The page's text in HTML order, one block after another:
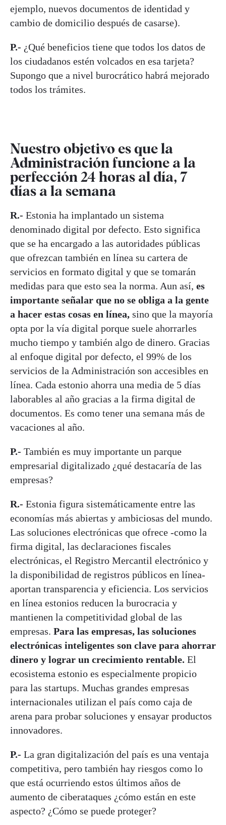
ejemplo, nuevos documentos de identidad y
cambio de domicilio después de casarse).
P.- ¿Qué beneficios tiene que todos los datos de
los ciudadanos estén volcados en esa tarjeta?
Supongo que a nivel burocrático habrá mejorado
todos los trámites.
Nuestro objetivo es que la
Administración funcione a la
perfección 24 horas al día, 7
días a la semana
R.- Estonia ha implantado un sistema
denominado digital por defecto. Esto significa
que se ha encargado a las autoridades públicas
que ofrezcan también en línea su cartera de
servicios en formato digital y que se tomarán
medidas para que esto sea la norma. Aun así, es
importante señalar que no se obliga a la gente
a hacer estas cosas en línea, sino que la mayoría
opta por la vía digital porque suele ahorrarles
mucho tiempo y también algo de dinero. Gracias
al enfoque digital por defecto, el 99% de los
servicios de la Administración son accesibles en
línea. Cada estonio ahorra una media de 5 días
laborables al año gracias a la firma digital de
documentos. Es como tener una semana más de
vacaciones al año.
P.- También es muy importante un parque
empresarial digitalizado ¿qué destacaría de las
empresas?
R.- Estonia figura sistemáticamente entre las
economías más abiertas y ambiciosas del mundo.
Las soluciones electrónicas que ofrece -como la
firma digital, las declaraciones fiscales
electrónicas, el Registro Mercantil electrónico y
la disponibilidad de registros públicos en línea-
aportan transparencia y eficiencia. Los servicios
en línea estonios reducen la burocracia y
mantienen la competitividad global de las
empresas. Para las empresas, las soluciones
electrónicas inteligentes son clave para ahorrar
dinero y lograr un crecimiento rentable. El
ecosistema estonio es especialmente propicio
para las startups. Muchas grandes empresas
internacionales utilizan el país como caja de
arena para probar soluciones y ensayar productos
innovadores.
P.- La gran digitalización del país es una ventaja
competitiva, pero también hay riesgos como lo
que está ocurriendo estos últimos años de
aumento de ciberataques ¿cómo están en este
aspecto? ¿Cómo se puede proteger?